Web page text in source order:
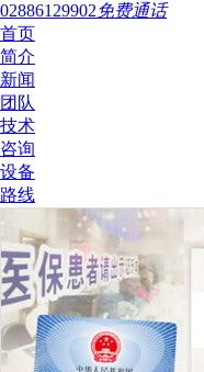
02886129902免费通话
首页
简介
新闻
团队
技术
咨询
设备
路线